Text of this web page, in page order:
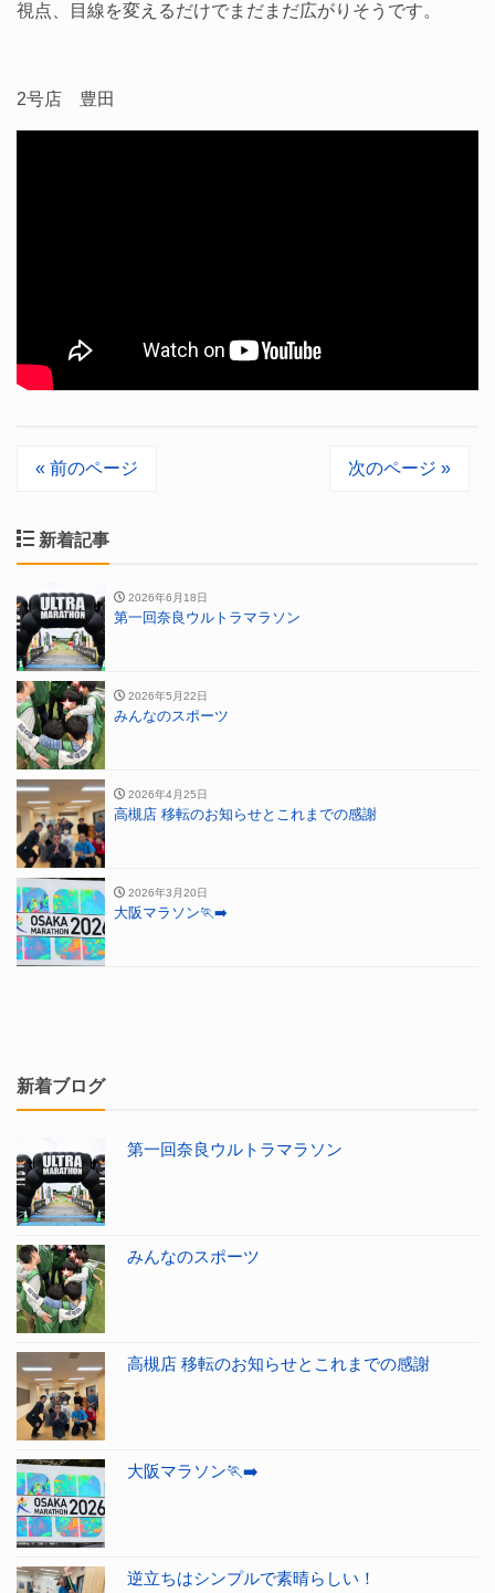
視点、目線を変えるだけでまだまだ広がりそうです。
2号店 豊田
« 前のページ 次のページ »
新着記事
2026年6月18日
第一回奈良ウルトラマラソン
2026年5月22日
みんなのスポーツ
2026年4月25日
高槻店 移転のお知らせとこれまでの感謝
2026年3月20日
大阪マラソン🏃‍➡️
新着ブログ
第一回奈良ウルトラマラソン
みんなのスポーツ
高槻店 移転のお知らせとこれまでの感謝
大阪マラソン🏃‍➡️
逆立ちはシンプルで素晴らしい！